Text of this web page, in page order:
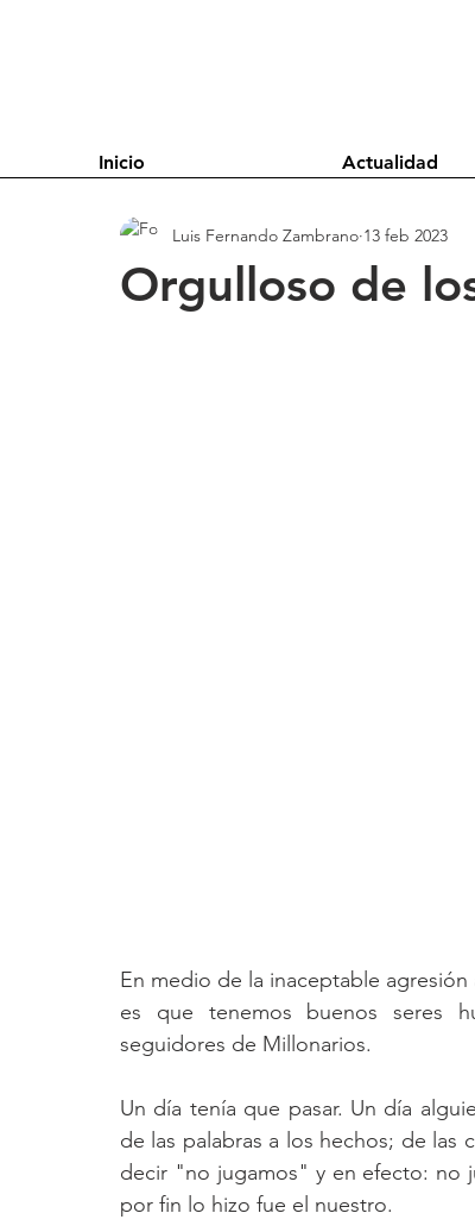
Inicio Actualidad
Orgulloso de
Luis Fernando Zambrano 13 feb 2023
En medio de la inaceptable
es que tenemos buenos seres
seguidores de Millonarios.
Un día tenía que pasar. Un día
de las palabras a los hechos; de las
decir "no jugamos" y en efecto: no
por fin lo hizo fue el nuestro.